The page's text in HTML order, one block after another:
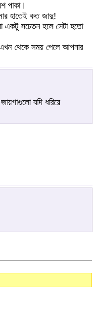
পাকা।
হাতেই কত জাদু!
সচেতন হলে সেটা হতো
থেকে সময় পেলে আপনার
যদি ধরিয়ে